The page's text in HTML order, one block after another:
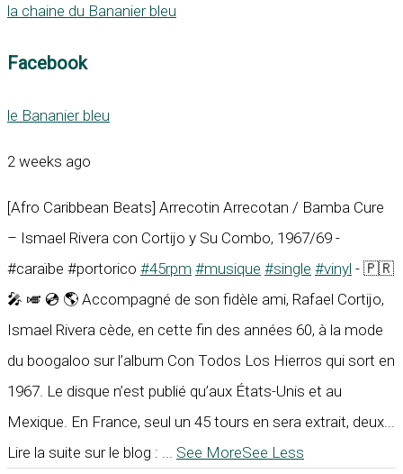
la chaine du Bananier bleu
Facebook
le Bananier bleu
2 weeks ago
[Afro Caribbean Beats] Arrecotin Arrecotan / Bamba Cure
– Ismael Rivera con Cortijo y Su Combo, 1967/69 -
#caraïbe #portorico #45rpm #musique #single #vinyl - 🇵🇷
🎤 🎺 💿 🌎 Accompagné de son fidèle ami, Rafael Cortijo,
Ismael Rivera cède, en cette fin des années 60, à la mode
du boogaloo sur l’album Con Todos Los Hierros qui sort en
1967. Le disque n’est publié qu’aux États-Unis et au
Mexique. En France, seul un 45 tours en sera extrait, deux...
Lire la suite sur le blog : ... See MoreSee Less